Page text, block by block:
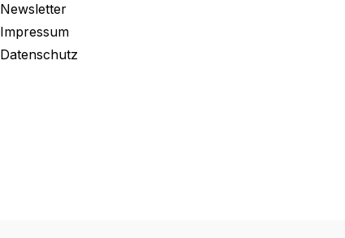
Newsletter
Impressum
Datenschutz